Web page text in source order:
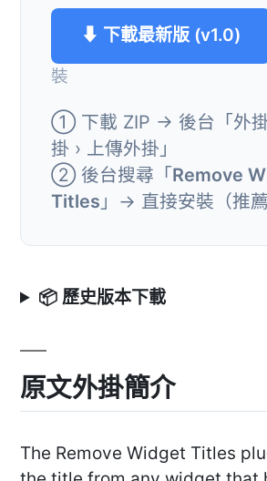
⬇ 下載最新版 (v1.0)
裝
① 下載 ZIP → 後台「外掛
掛 › 上傳外掛」
② 後台搜尋「Remove
Titles 」→ 直接安裝（推薦
📦 歷史版本下載
原文外掛簡介
The Remove Widget Titles